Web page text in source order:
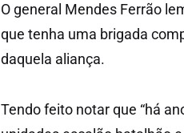
O general Mendes Ferrão
que tenha uma brigada
daquela aliança.
Tendo feito notar que “há